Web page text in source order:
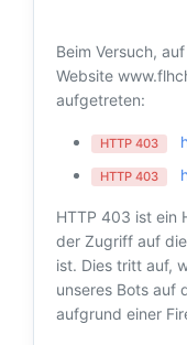
Beim Versuch,
Website
aufgetreten:
HTTP 403
HTTP 403
HTTP 403 ist ein
der Zugriff auf
ist. Dies tritt auf,
unseres Bots auf
aufgrund einer